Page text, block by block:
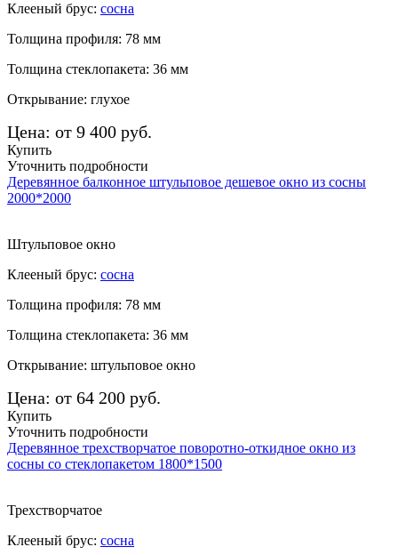
Клееный брус: сосна
Толщина профиля: 78 мм
Толщина стеклопакета: 36 мм
Открывание: глухое
Цена: от 9 400 руб.
Купить
Уточнить подробности
Деревянное балконное штульповое дешевое окно из сосны
2000*2000
Штульповое окно
Клееный брус: сосна
Толщина профиля: 78 мм
Толщина стеклопакета: 36 мм
Открывание: штульповое окно
Цена: от 64 200 руб.
Купить
Уточнить подробности
Деревянное трехстворчатое поворотно-откидное окно из
сосны со стеклопакетом 1800*1500
Трехстворчатое
Клееный брус: сосна